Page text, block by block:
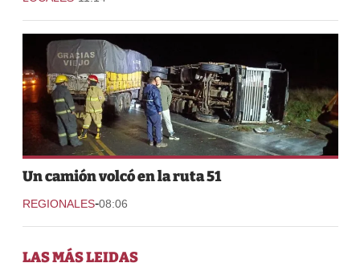
Un camión volcó en la ruta 51
REGIONALES-08:06
LAS MÁS LEIDAS